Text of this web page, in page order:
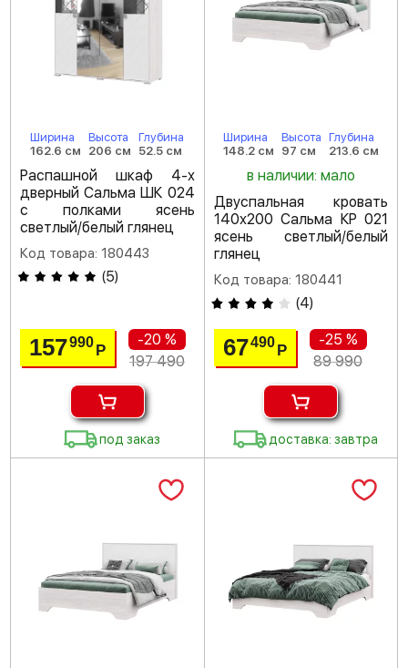
Ширина
162.6 см
Высота
206 см
Глубина
52.5 см
Распашной шкаф 4-х
дверный Сальма ШК 024
с полками ясень
светлый/белый глянец
Код товара: 180443
(5)
157990Р
-20 %
197 490
под заказ
Ширина
148.2 см
Высота
97 см
Глубина
213.6 см
в наличии: мало
Двуспальная кровать
140х200 Сальма КР 021
ясень светлый/белый
глянец
Код товара: 180441
(4)
67490 Р
-25 %
89 990
доставка: завтра